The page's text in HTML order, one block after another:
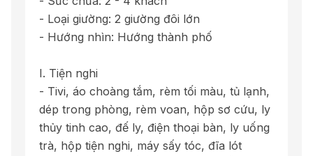
- Loại giường: 2 giường đôi lớn
- Hướng nhìn: Hướng thành phố
I. Tiện nghi
- Tivi, áo choàng tắm, rèm tối màu, tủ lạnh,
dép trong phòng, rèm voan, hộp sơ cứu, ly
thủy tinh cao, đế ly, điện thoại bàn, ly uống
trà, hộp tiện nghi, máy sấy tóc, đĩa lót